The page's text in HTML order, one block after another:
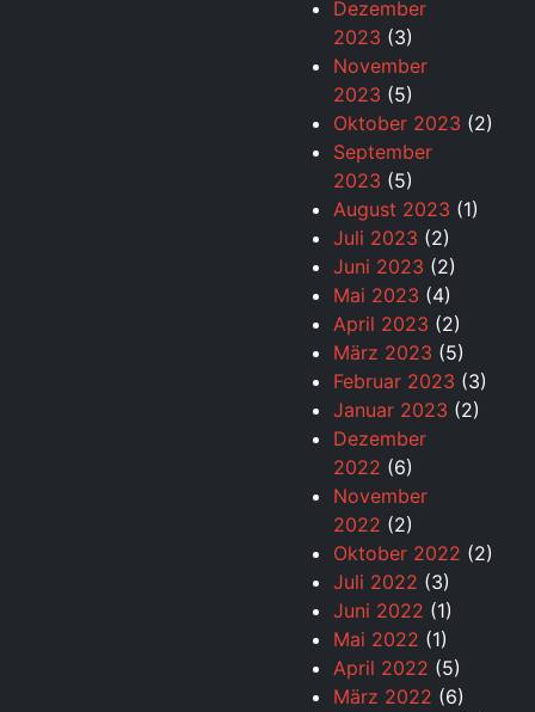
Dezember
2023 (3)
November
2023 (5)
Oktober 2023 (2)
September
2023 (5)
August 2023 (1)
Juli 2023 (2)
Juni 2023 (2)
Mai 2023 (4)
April 2023 (2)
März 2023 (5)
Februar 2023 (3)
Januar 2023 (2)
Dezember
2022 (6)
November
2022 (2)
Oktober 2022 (2)
Juli 2022 (3)
Juni 2022 (1)
Mai 2022 (1)
April 2022 (5)
März 2022 (6)